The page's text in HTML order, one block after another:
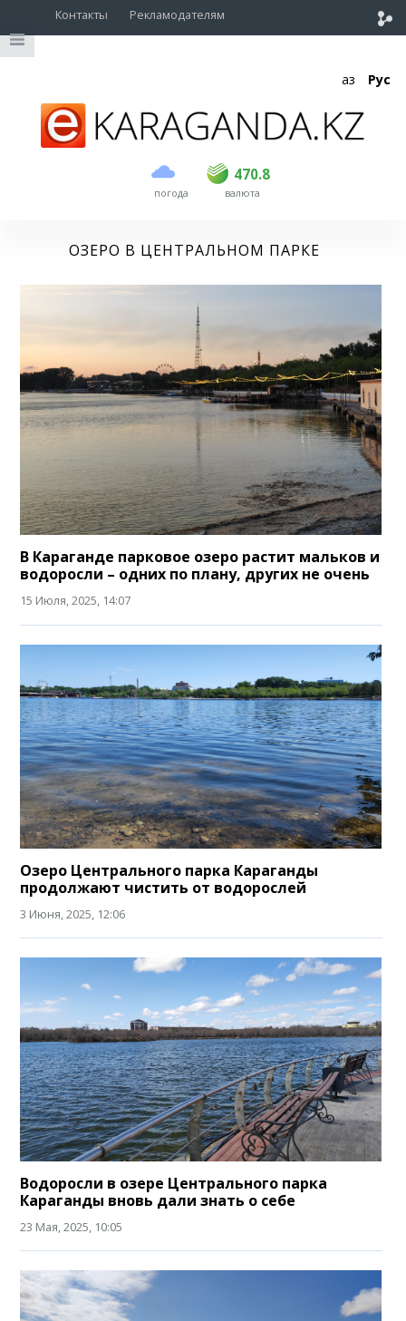
Контакты Рекламодателям
Қаз Рус
погода
470.8
покупка продажа
USD 468.5 470.8
EUR валюта
ОЗЕРО В ЦЕНТРАЛЬНОМ ПАРКЕ
В Караганде парковое озеро растит мальков и
водоросли – одних по плану, других не очень
15 Июля, 2025, 14:07
Озеро Центрального парка Караганды
продолжают чистить от водорослей
3 Июня, 2025, 12:06
Водоросли в озере Центрального парка
Караганды вновь дали знать о себе
23 Мая, 2025, 10:05